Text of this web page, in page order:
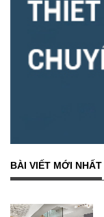
BÀI VIẾT MỚI NHẤT